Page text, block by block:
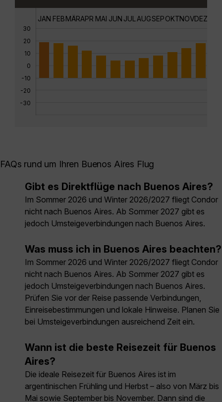
30
20
10
0
-10
-20
-30
JAN FEBMÄRAPR MAI JUN JUL AUGSEPOKTNOVDEZ
FAQs rund um Ihren Buenos Aires Flug
Gibt es Direktflüge nach Buenos Aires?
Im Sommer 2026 und Winter 2026/2027 fliegt Condor
nicht nach Buenos Aires. Ab Sommer 2027 gibt es
jedoch Umsteigeverbindungen nach Buenos Aires.
Was muss ich in Buenos Aires beachten?
Im Sommer 2026 und Winter 2026/2027 fliegt Condor
nicht nach Buenos Aires. Ab Sommer 2027 gibt es
jedoch Umsteigeverbindungen nach Buenos Aires.
Prüfen Sie vor der Reise passende Verbindungen,
Einreisebestimmungen und lokale Hinweise. Planen Sie
bei Umsteigeverbindungen ausreichend Zeit ein.
Wann ist die beste Reisezeit für Buenos
Aires?
Die ideale Reisezeit für Buenos Aires ist im
argentinischen Frühling und Herbst – also von März bis
Mai sowie September bis November. Dann sind die